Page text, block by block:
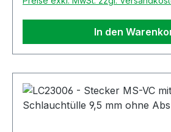
In den